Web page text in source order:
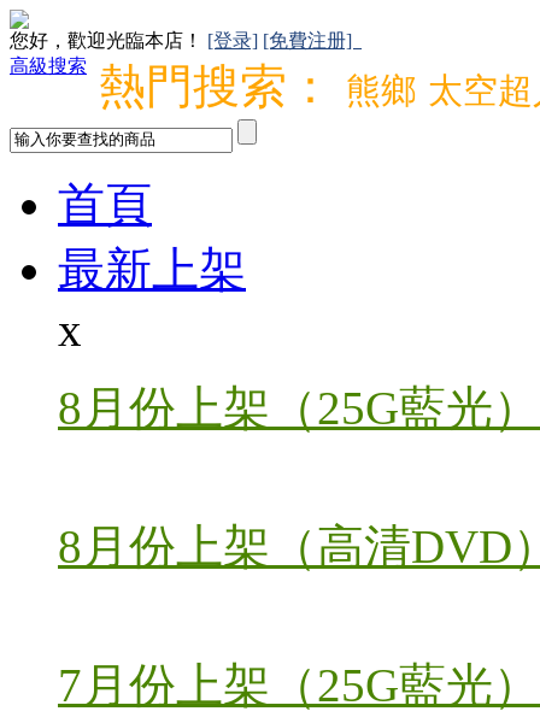
您好，歡迎光臨本店！ [登录] [免費注册]
高級搜索
熱門搜索： 熊鄉 太空
首頁
最新上架
x
8月份上架（25G藍光）
8月份上架（高清DVD
7月份上架（25G藍光）